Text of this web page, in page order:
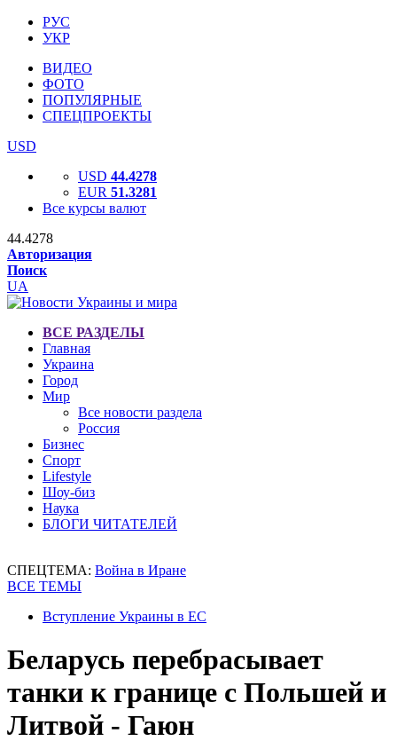
РУС
УКР
ВИДЕО
ФОТО
ПОПУЛЯРНЫЕ
СПЕЦПРОЕКТЫ
USD
USD 44.4278
EUR 51.3281
Все курсы валют
44.4278
Авторизация
Поиск
UA
ВСЕ РАЗДЕЛЫ
Главная
Украина
Город
Мир
Все новости раздела
Россия
Бизнес
Спорт
Lifestyle
Шоу-биз
Наука
БЛОГИ ЧИТАТЕЛЕЙ
СПЕЦТЕМА: Война в Иране
ВСЕ ТЕМЫ
Вступление Украины в ЕС
Беларусь перебрасывает
танки к границе с Польшей и
Литвой - Гаюн